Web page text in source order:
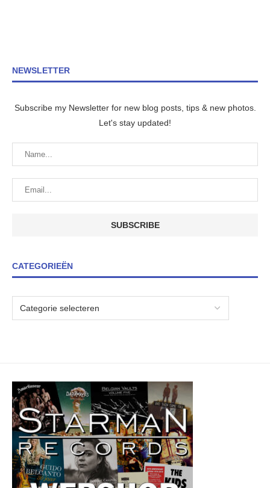
NEWSLETTER
Subscribe my Newsletter for new blog posts, tips & new photos.
Let's stay updated!
CATEGORIEËN